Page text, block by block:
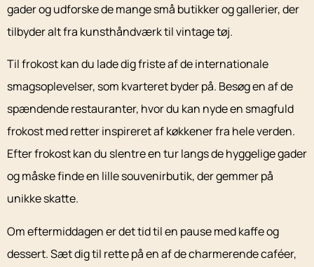
gader og udforske de mange små butikker og gallerier, der
tilbyder alt fra kunsthåndværk til vintage tøj.
Til frokost kan du lade dig friste af de internationale
smagsoplevelser, som kvarteret byder på. Besøg en af de
spændende restauranter, hvor du kan nyde en smagfuld
frokost med retter inspireret af køkkener fra hele verden.
Efter frokost kan du slentre en tur langs de hyggelige gader
og måske finde en lille souvenirbutik, der gemmer på
unikke skatte.
Om eftermiddagen er det tid til en pause med kaffe og
dessert. Sæt dig til rette på en af de charmerende caféer,